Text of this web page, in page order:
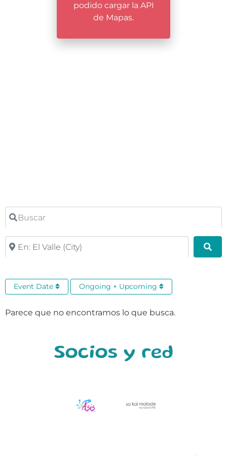
podido cargar la API
de Mapas.
Buscar
Cerca
Event Date Ongoing + Upcoming
Parece que no encontramos lo que busca.
Socios y red